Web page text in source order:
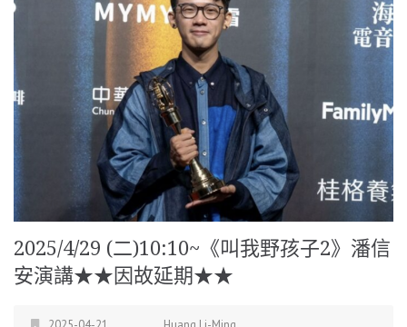
2025/4/29 (二)10:10~《叫我野孩子2》潘信
安演講★★因故延期★★